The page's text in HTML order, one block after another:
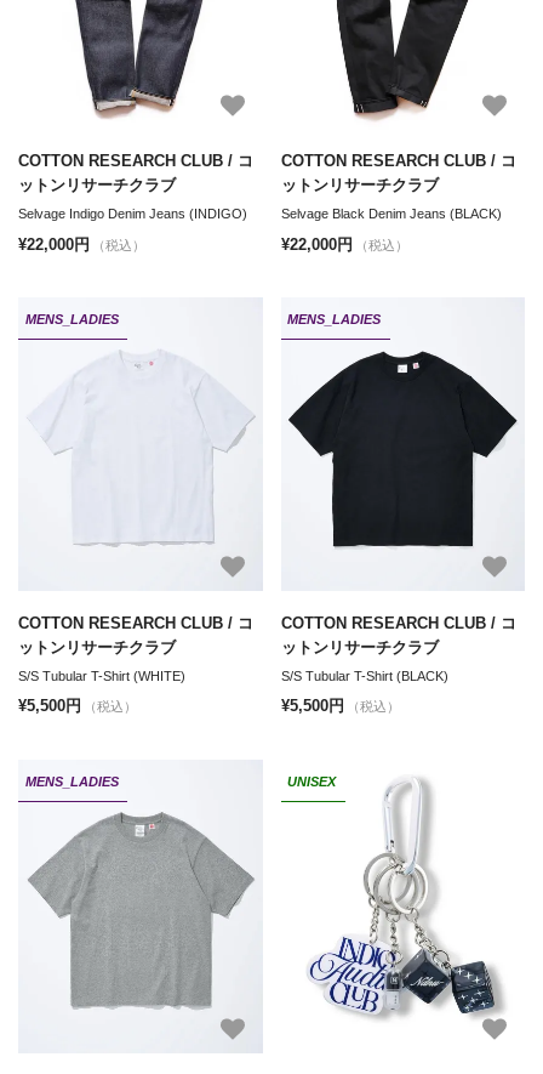
COTTON RESEARCH CLUB / コ
ットンリサーチクラブ
Selvage Indigo Denim Jeans (INDIGO)
¥22,000円 （税込）
COTTON RESEARCH CLUB / コ
ットンリサーチクラブ
Selvage Black Denim Jeans (BLACK)
¥22,000円 （税込）
MENS_LADIES
COTTON RESEARCH CLUB / コ
ットンリサーチクラブ
S/S Tubular T-Shirt (WHITE)
¥5,500円 （税込）
MENS_LADIES
COTTON RESEARCH CLUB / コ
ットンリサーチクラブ
S/S Tubular T-Shirt (BLACK)
¥5,500円 （税込）
MENS_LADIES UNISEX